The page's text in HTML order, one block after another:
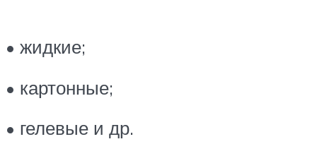
• жидкие;
• картонные;
• гелевые и др.